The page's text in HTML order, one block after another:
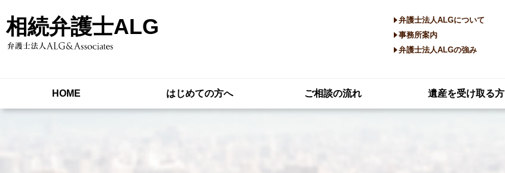
相続弁護士ALG
弁護士法人ALGについて
事務所案内
弁護士法人ALGの強み
HOME はじめての方へ ご相談の流れ 遺産を受け取る方